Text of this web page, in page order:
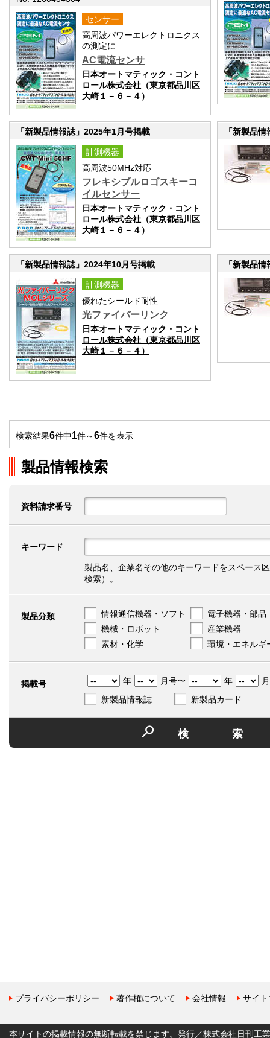
センサー
高周波パワーエレクトロニクス
の測定に
AC電流センサ
日本オートマティック・コント
ロール株式会社（東京都品川区
大崎１－６－４）
「新製品情報誌」2025年1月号掲載
計測機器
高周波50MHz対応
フレキシブルロゴスキーコ
イルセンサー
日本オートマティック・コント
ロール株式会社（東京都品川区
大崎１－６－４）
「新製品
「新製品情報誌」2024年10月号掲載
計測機器
優れたシールド耐性
光ファイバーリンク
日本オートマティック・コント
ロール株式会社（東京都品川区
大崎１－６－４）
「新製品
検索結果6件中1件～6件を表示
製品情報検索
資料請求番号
キーワード
製品名、企業名その他のキーワードをスペース
検索）。
製品分類 情報通信機器・ソフト
電子機器・部品
機械・ロボット
産業機器
素材・化学
環境・エネルギ
掲載号 年 月号〜 年
新製品情報誌
新製品カード
検
プライバシーポリシー 著作権について 会社情報 サイ
本サイトの掲載情報の無断転載を禁じます。発行／株式会社日刊